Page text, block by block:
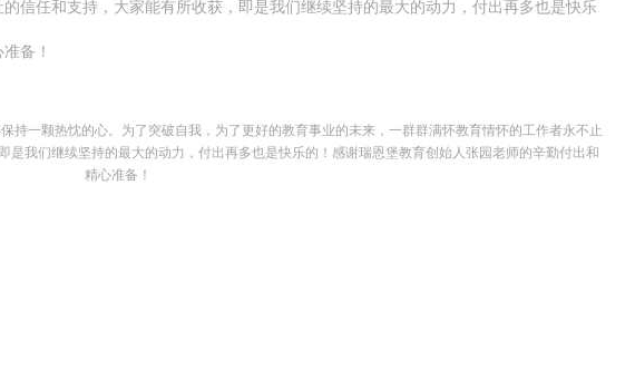
信任和支持，大家能有所收获，即是我们继续坚持的最大的动力，付出再多也是快乐
备！
持一颗热忱的心。为了突破自我，为了更好的教育事业的未来，一群群满怀教育情怀的工作者永不止
我们继续坚持的最大的动力，付出再多也是快乐的！感谢瑞恩堡教育创始人张园老师的辛勤付出和
精心准备！